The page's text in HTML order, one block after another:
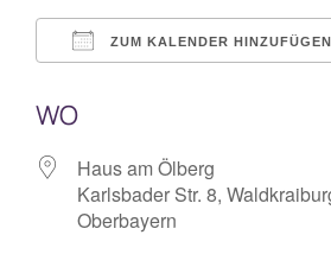
ZUM KALENDER HINZUFÜGEN
WO
Haus am Ölberg
Karlsbader Str. 8,
Oberbayern